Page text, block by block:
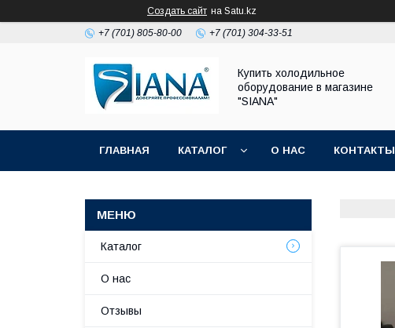
Создать сайт на Satu.kz
+7 (701) 805-80-00 +7 (701) 304-33-51
Купить холодильное
оборудование в магазине
"SIANA"
ГЛАВНАЯ КАТАЛОГ О НАС КОНТАКТЫ
Каталог
О нас
Отзывы